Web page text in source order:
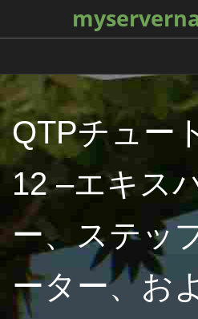
QTPチュー
12 –エキス
ー、ステッ
ーター、お